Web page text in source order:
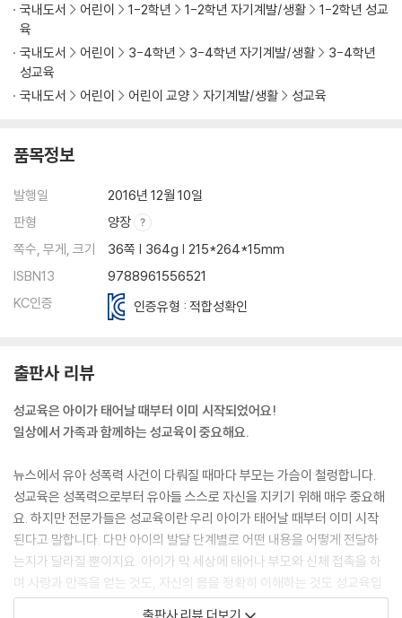
국내도서 어린이 1-2학년 1-2학년 자기계발/생활
1-2학년 성교
육
국내도서
어린이 3-4학년 3-4학년 자기계발/생활
3-4학년
성교육
국내도서
어린이 어린이 교양 자기계발/생활 성교육
품목정보
발행일
2016년 12월 10일
판형
양장
쪽수, 무게, 크기
36쪽 | 364g | 215*264*15mm
ISBN13
9788961556521
KC인증
인증유형 : 적합성확인
출판사 리뷰
성교육은 아이가 태어날 때부터 이미 시작되었어요!
일상에서 가족과 함께하는 성교육이 중요해요.
뉴스에서 유아 성폭력 사건이 다뤄질 때마다 부모는 가슴이 철렁합니다.
성교육은 성폭력으로부터 유아들 스스로 자신을 지키기 위해 매우 중요해
요. 하지만 전문가들은 성교육이란 우리 아이가 태어날 때부터 이미 시작
된다고 말합니다. 다만 아이의 발달 단계별로 어떤 내용을 어떻게 전달하
는지가 달라질 뿐이지요. 아이가 막 세상에 태어나 부모와 신체 접촉을 하
며 사랑과 만족을 얻는 것도, 자신의 몸을 정확히 이해하는 것도 성교육입
니다. 남녀의 신체 차이를 알고 자신의 몸과 상대방의 몸을 소중히 여기도